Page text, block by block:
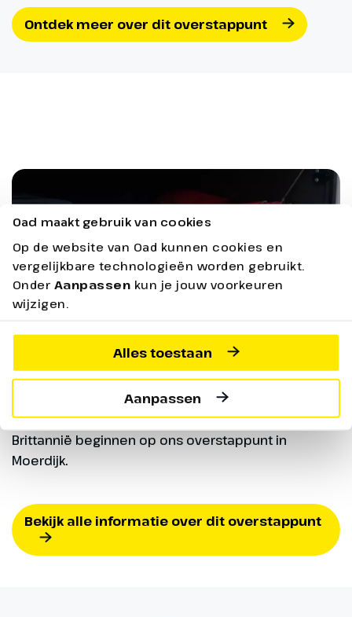
Oad maakt gebruik van cookies
Op de website van Oad kunnen cookies en
vergelijkbare technologieën worden gebruikt.
Onder Aanpassen kun je jouw voorkeuren
wijzigen.
Alles toestaan
Aanpassen
Ontdek meer over dit overstappunt
Overstappunt in Moerdijk
Veel busreizen naar Frankrijk, Spanje en Groot-
Brittannië beginnen op ons overstappunt in
Moerdijk.
Bekijk alle informatie over dit overstappunt